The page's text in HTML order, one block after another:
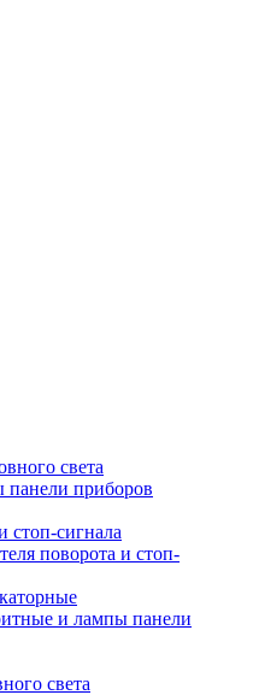
света
приборов
стоп-сигнала
поворота и стоп-
и лампы панели
света